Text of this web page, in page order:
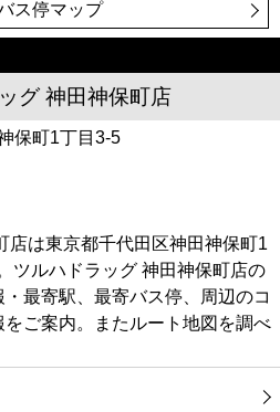
ス停マップ
グ 神田神保町店
保町1丁目3-5
店は東京都千代田区神田神保町1
ツルハドラッグ 神田神保町店の
最寄駅、最寄バス停、周辺のコ
ご案内。またルート地図を調べ